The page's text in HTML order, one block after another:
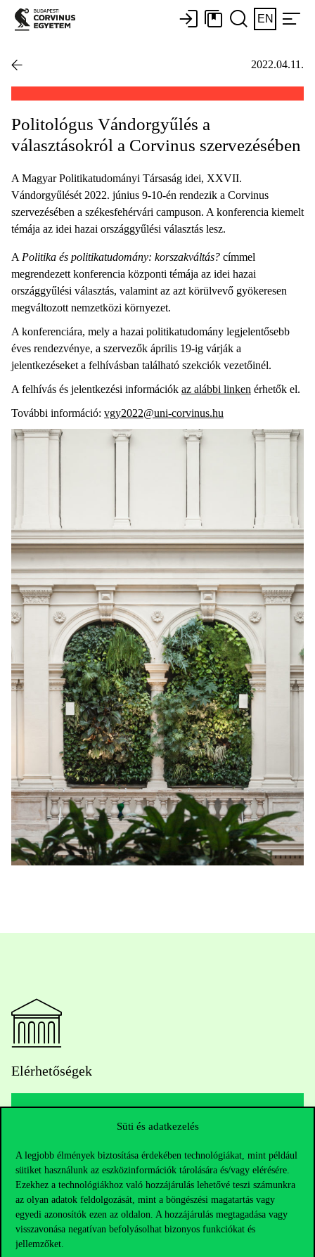
Süti és adatkezelés
A legjobb élmények biztosítása érdekében technológiákat, mint például
sütiket használunk az eszközinformációk tárolására és/vagy elérésére.
Ezekhez a technológiákhoz való hozzájárulás lehetővé teszi számunkra
az olyan adatok feldolgozását, mint a böngészési magatartás vagy
egyedi azonosítók ezen az oldalon. A hozzájárulás megtagadása vagy
visszavonása negatívan befolyásolhat bizonyos funkciókat és
jellemzőket.
EN
2022.04.11.
Politológus Vándorgyűlés a
választásokról a Corvinus szervezésében
A Magyar Politikatudományi Társaság idei, XXVII.
Vándorgyűlését 2022. június 9-10-én rendezik a Corvinus
szervezésében a székesfehérvári campuson. A konferencia kiemelt
témája az idei hazai országgyűlési választás lesz.
A Politika és politikatudomány: korszakváltás? címmel
megrendezett konferencia központi témája az idei hazai
országgyűlési választás, valamint az azt körülvevő gyökeresen
megváltozott nemzetközi környezet.
A konferenciára, mely a hazai politikatudomány legjelentősebb
éves rendezvénye, a szervezők április 19-ig várják a
jelentkezéseket a felhívásban található szekciók vezetőinél.
A felhívás és jelentkezési információk az alábbi linken érhetők el.
További információ: vgy2022@uni-corvinus.hu
Elérhetőségek
+36 1 482 5000
Kérdésed van a felvételivel kapcsolatban?
Oktatói elérhetőségek
HUB jelenlegi hallgatóinknak